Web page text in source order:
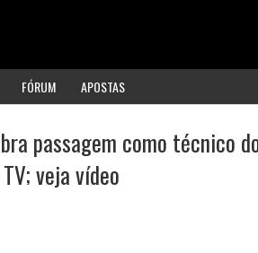
FÓRUM APOSTAS
passagem como técnico
veja vídeo